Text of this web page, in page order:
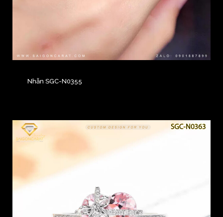
Nhẫn SGC-N0355